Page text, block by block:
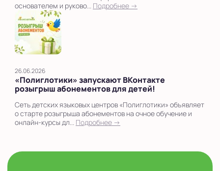
основателем и руково... Подробнее →
26.06.2026
«Полиглотики» запускают ВКонтакте
розыгрыш абонементов для детей!
Сеть детских языковых центров «Полиглотики» объявляет
о старте розыгрыша абонементов на очное обучение и
онлайн-курсы дл... Подробнее →